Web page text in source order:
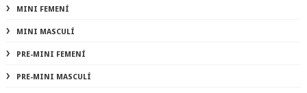
MINI FEMENÍ
MINI MASCULÍ
PRE-MINI FEMENÍ
PRE-MINI MASCULÍ